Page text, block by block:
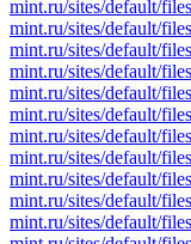
mint.ru/sites/default/
mint.ru/sites/default/
mint.ru/sites/default/
mint.ru/sites/default/
mint.ru/sites/default/
mint.ru/sites/default/
mint.ru/sites/default/
mint.ru/sites/default/
mint.ru/sites/default/
mint.ru/sites/default/
mint.ru/sites/default/